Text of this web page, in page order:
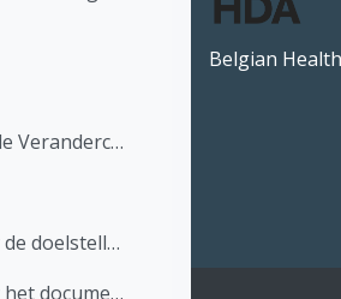
Klik hier om de Verandercurve te ontdekken
Klik hier voor de doelstelling
Klik hier voor het document
Belgian